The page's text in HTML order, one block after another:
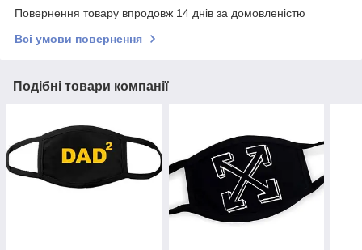
Повернення товару впродовж 14 днів за домовленістю
Всі умови повернення
Подібні товари компанії